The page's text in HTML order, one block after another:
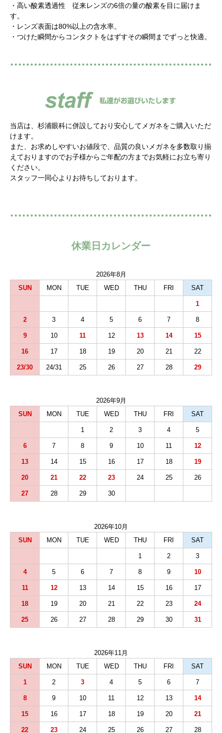
・高い酸素透過性 従来レンズの6倍の量の酸素を目に届けま
す。
・レンズ表面は80%以上の含水率。
・つけた瞬間からコンタクトをはずすその瞬間までずっと快適。
当店は、杉浦眼科に併設しており安心してメガネをご購入いただ
けます。
また、お求めしやすいお値段で、品質の良いメガネを多数取り揃
えておりますのでお子様からご年配の方までお気軽にお立ち寄り
ください。
スタッフ一同心よりお待ちしております。
休業日カレンダー
2026年8月
SUN
MON TUE WED THU FRI SAT
1
2 3 4 5 6 7 8
9 10 11 12 13 14 15
16 17 18 19 20 21 22
23/30 24/31 25 26 27 28 29
2026年9月
SUN
MON TUE WED THU FRI SAT
1 2 3 4 5
6 7 8 9 10 11 12
13 14 15 16 17 18 19
20 21 22 23 24 25 26
27 28 29 30
2026年10月
SUN
MON TUE WED THU FRI SAT
1 2 3
4 5 6 7 8 9 10
11 12 13 14 15 16 17
18 19 20 21 22 23 24
25 26 27 28 29 30 31
2026年11月
SUN
MON TUE WED THU FRI SAT
1 2 3 4 5 6 7
8 9 10 11 12 13 14
15 16 17 18 19 20 21
22 23 24 25 26 27 28